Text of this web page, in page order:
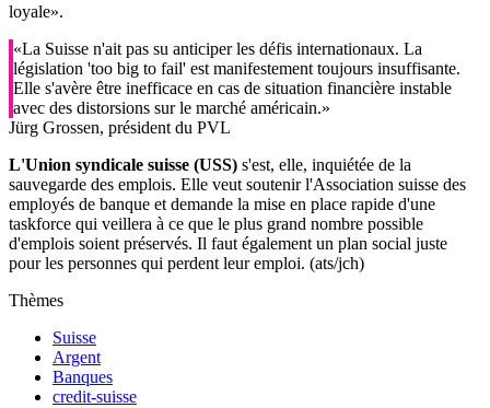
loyale».
«La Suisse n'ait pas su anticiper les défis internationaux. La
législation 'too big to fail' est manifestement toujours insuffisante.
Elle s'avère être inefficace en cas de situation financière instable
avec des distorsions sur le marché américain.»
Jürg Grossen, président du PVL
L'Union syndicale suisse (USS) s'est, elle, inquiétée de la
sauvegarde des emplois. Elle veut soutenir l'Association suisse des
employés de banque et demande la mise en place rapide d'une
taskforce qui veillera à ce que le plus grand nombre possible
d'emplois soient préservés. Il faut également un plan social juste
pour les personnes qui perdent leur emploi. (ats/jch)
Thèmes
Suisse
Argent
Banques
credit-suisse